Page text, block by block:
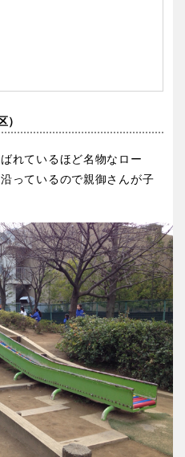
）
れているほど名物なロー
っているので親御さんが子